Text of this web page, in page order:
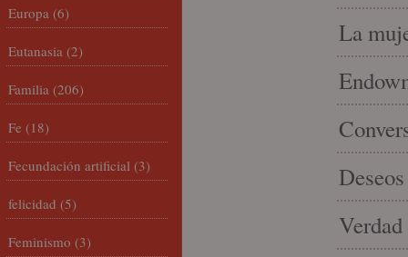
La
Europa (6)
Eutanasia (2)
Familia (206)
Fe (18)
Fecundación artificial (3)
felicidad (5)
Feminismo (3)